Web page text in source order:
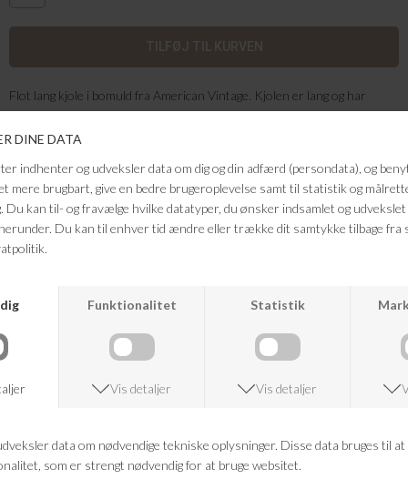
Flot lang kjole i bomuld fra American Vintage. Kjolen er lang og har
bådudskæring.
Kjolen er brun og er vist på modellen i sort
Farve: brun
Kvalitet: 100% bomuld
FRAGTFRI LEVERING
14 DAGES RETURRET
KUNDESERVICE
+46 86 60 21 22
ANDRE KØBTE OGSÅ